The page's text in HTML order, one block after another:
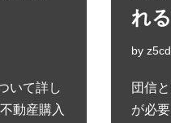
いて詳し
動産購入
れ
by
団信
が必